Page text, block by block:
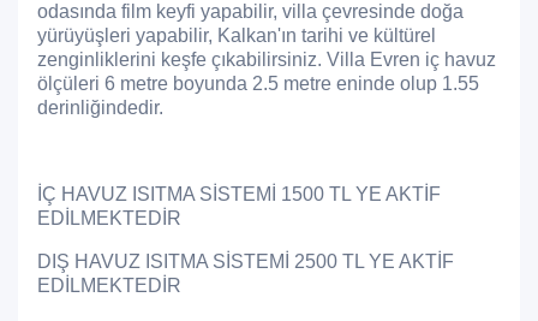
odasında film keyfi yapabilir, villa çevresinde doğa
yürüyüşleri yapabilir, Kalkan'ın tarihi ve kültürel
zenginliklerini keşfe çıkabilirsiniz. Villa Evren iç havuz
ölçüleri 6 metre boyunda 2.5 metre eninde olup 1.55
derinliğindedir.
İÇ HAVUZ ISITMA SİSTEMİ 1500 TL YE AKTİF
EDİLMEKTEDİR
DIŞ HAVUZ ISITMA SİSTEMİ 2500 TL YE AKTİF
EDİLMEKTEDİR